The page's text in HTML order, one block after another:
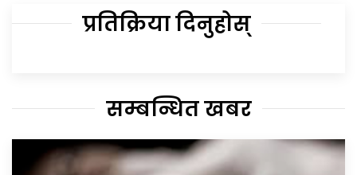
प्रतिक्रिया दिनुहोस्
सम्बन्धित खबर